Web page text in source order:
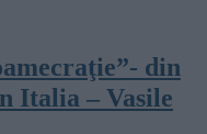
din
Italia – Vasile